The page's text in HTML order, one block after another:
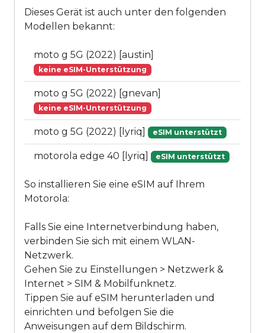
Dieses Gerät ist auch unter den folgenden
Modellen bekannt:
moto g 5G (2022) [austin]
keine eSIM-Unterstützung
moto g 5G (2022) [gnevan]
keine eSIM-Unterstützung
moto g 5G (2022) [lyriq] eSIM unterstützt
motorola edge 40 [lyriq] eSIM unterstützt
So installieren Sie eine eSIM auf Ihrem
Motorola:
Falls Sie eine Internetverbindung haben,
verbinden Sie sich mit einem WLAN-
Netzwerk.
Gehen Sie zu Einstellungen > Netzwerk &
Internet > SIM & Mobilfunknetz.
Tippen Sie auf eSIM herunterladen und
einrichten und befolgen Sie die
Anweisungen auf dem Bildschirm.